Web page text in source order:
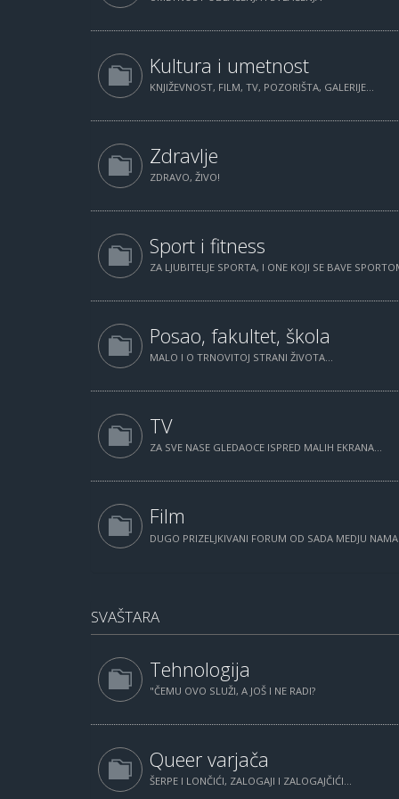
Kultura i umetnost
KNJIŽEVNOST, FILM, TV, POZORIŠTA, GALERIJE...
Zdravlje
ZDRAVO, ŽIVO!
Sport i fitness
ZA LJUBITELJE SPORTA, I ONE KOJI SE BAVE
Posao, fakultet, škola
MALO I O TRNOVITOJ STRANI ŽIVOTA...
TV
ZA SVE NASE GLEDAOCE ISPRED MALIH EKRANA...
Film
DUGO PRIZELJKIVANI FORUM OD SADA MEDJU
SVAŠTARA
Tehnologija
"ČEMU OVO SLUŽI, A JOŠ I NE RADI?
Queer varjača
ŠERPE I LONČIĆI, ZALOGAJI I ZALOGAJČIĆI...